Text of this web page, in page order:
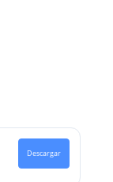
Descargar